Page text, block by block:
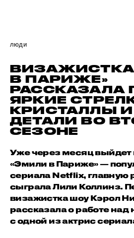
люди
ВИЗАЖИСТКА
В ПАРИЖЕ»
РАССКАЗАЛА
ЯРКИЕ
КРИСТАЛЛЫ И
ДЕТАЛИ ВО
СЕЗОНЕ
Уже через месяц
«Эмили в Париже» —
сериала Netflix, главную
сыграла Лили Коллинз.
визажистка шоу Кэрол
рассказала о работе
с одной из актрис